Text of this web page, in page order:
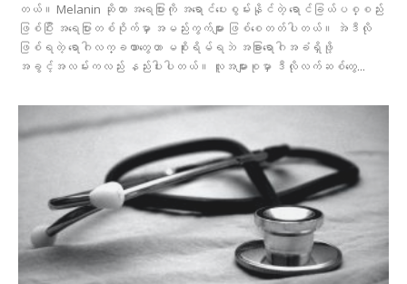
တယ်။ Melanin ဆိုတာ အရေပြားကို အရောင်ပေးစွမ်းနိုင်တဲ့ ရောင်ခြယ်ပစ္စည်း
ဖြစ်ပြီး အရေပြားတစ်ဝိုက်မှာ အမည်းကွက်များ ဖြစ်စေတတ်ပါတယ်။ အဲဒီလို
ဖြစ်ရတဲ့ ရောဂါလက္ခဏာတွေဟာ မစိုးရိမ်ရဘဲ အခြားရောဂါအခံရှိဖို့
အခွင့်အလမ်းကလည်း နည်းပါးပါတယ်။ လူအများစုမှာ ဒီလိုလက်ဆစ်တွေ...